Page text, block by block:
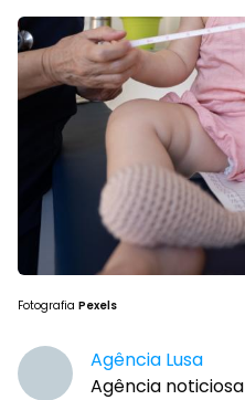
Fotografia Pexels
Agência Lusa
Agência noticiosa